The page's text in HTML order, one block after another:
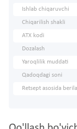
Ishlab chiqaruvchi
Chiqarilish shakli
ATX kodi
Dozalash
Yaroqlilik muddati
Qadoqdagi soni
Retsept asosida